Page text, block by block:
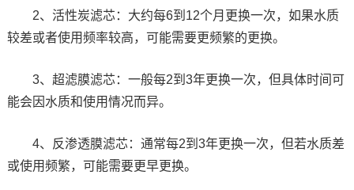
2、活性炭滤芯：大约每6到12个月更换一次，如果水质
较差或者使用频率较高，可能需要更频繁的更换。
3、超滤膜滤芯：一般每2到3年更换一次，但具体时间可
能会因水质和使用情况而异。
4、反渗透膜滤芯：通常每2到3年更换一次，但若水质差
或使用频繁，可能需要更早更换。